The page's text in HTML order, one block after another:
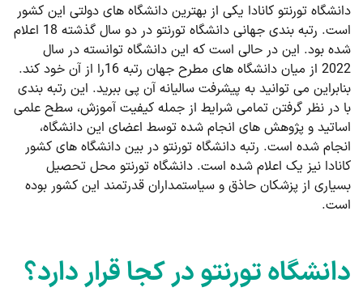
دانشگاه تورنتو کانادا یکی از بهترین دانشگاه های دولتی این کشور
است. رتبه بندی جهانی دانشگاه تورنتو در دو سال گذشته 18 اعلام
شده بود. این در حالی است که این دانشگاه توانسته در سال
2022 از میان دانشگاه های مطرح جهان رتبه 16را از آن خود کند.
بنابراین می توانید به پیشرفت سالیانه آن پی ببرید. این رتبه بندی
با در نظر گرفتن تمامی شرایط از جمله کیفیت آموزش، سطح علمی
اساتید و پژوهش های انجام شده توسط اعضای این دانشگاه،
انجام شده است. رتبه دانشگاه تورنتو در بین دانشگاه های کشور
کانادا نیز یک اعلام شده است. دانشگاه تورنتو محل تحصیل
بسیاری از پزشکان حاذق و سیاستمداران قدرتمند این کشور بوده
است.
دانشگاه تورنتو در کجا قرار دارد؟